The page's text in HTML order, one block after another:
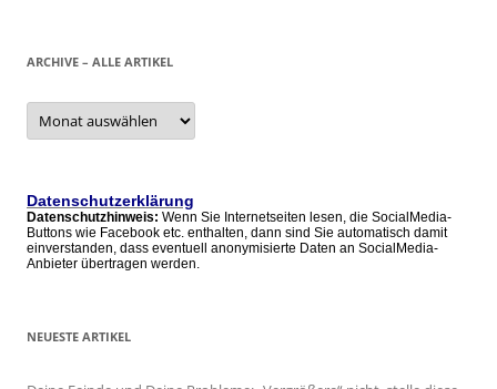
ARCHIVE – ALLE ARTIKEL
Archive
alle
Datenschutzerklärung
Datenschutzhinweis: Wenn Sie Internetseiten lesen, die SocialMedia-
Buttons wie Facebook etc. enthalten, dann sind Sie automatisch damit
einverstanden, dass eventuell anonymisierte Daten an SocialMedia-
Anbieter übertragen werden.
NEUESTE ARTIKEL